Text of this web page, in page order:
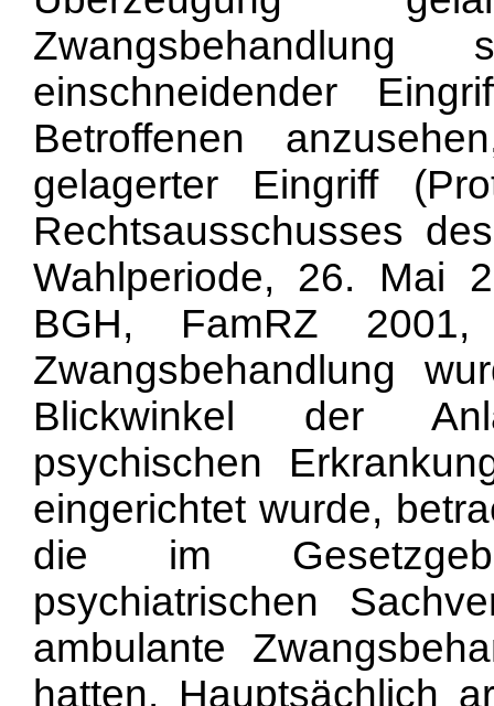
einschneidender
Betroffenen
gelagerter Eingriff
Rechtsausschusses
Wahlperiode, 26. Mai
BGH, FamRZ
Zwangsbehandlung
Blickwinkel der
psychischen
eingerichtet wurde,
die im
psychiatrischen
ambulante
hatten. Hauptsächlich